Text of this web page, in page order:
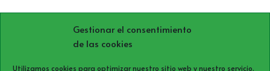
Gestionar el consentimiento
de las cookies
Utilizamos cookies para optimizar nuestro sitio web y nuestro servicio.